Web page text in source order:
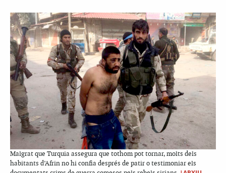
Malgrat que Turquia assegura que tothom pot tornar, molts dels
habitants d’Afrin no hi confia després de patir o testimoniar els